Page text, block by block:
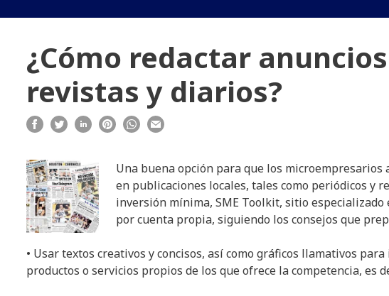
¿Cómo redactar
revistas y diarios?
Una buena opción para que los
en publicaciones locales, tales como periódicos y
inversión mínima, SME Toolkit, sitio
por cuenta propia, siguiendo los consejos que
• Usar textos creativos y concisos, así como gráficos llamativos
productos o servicios propios de los que ofrece la competencia, es